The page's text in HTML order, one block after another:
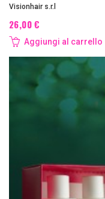
Visionhair s.r.l
26,00 €
Aggiungi al carrello